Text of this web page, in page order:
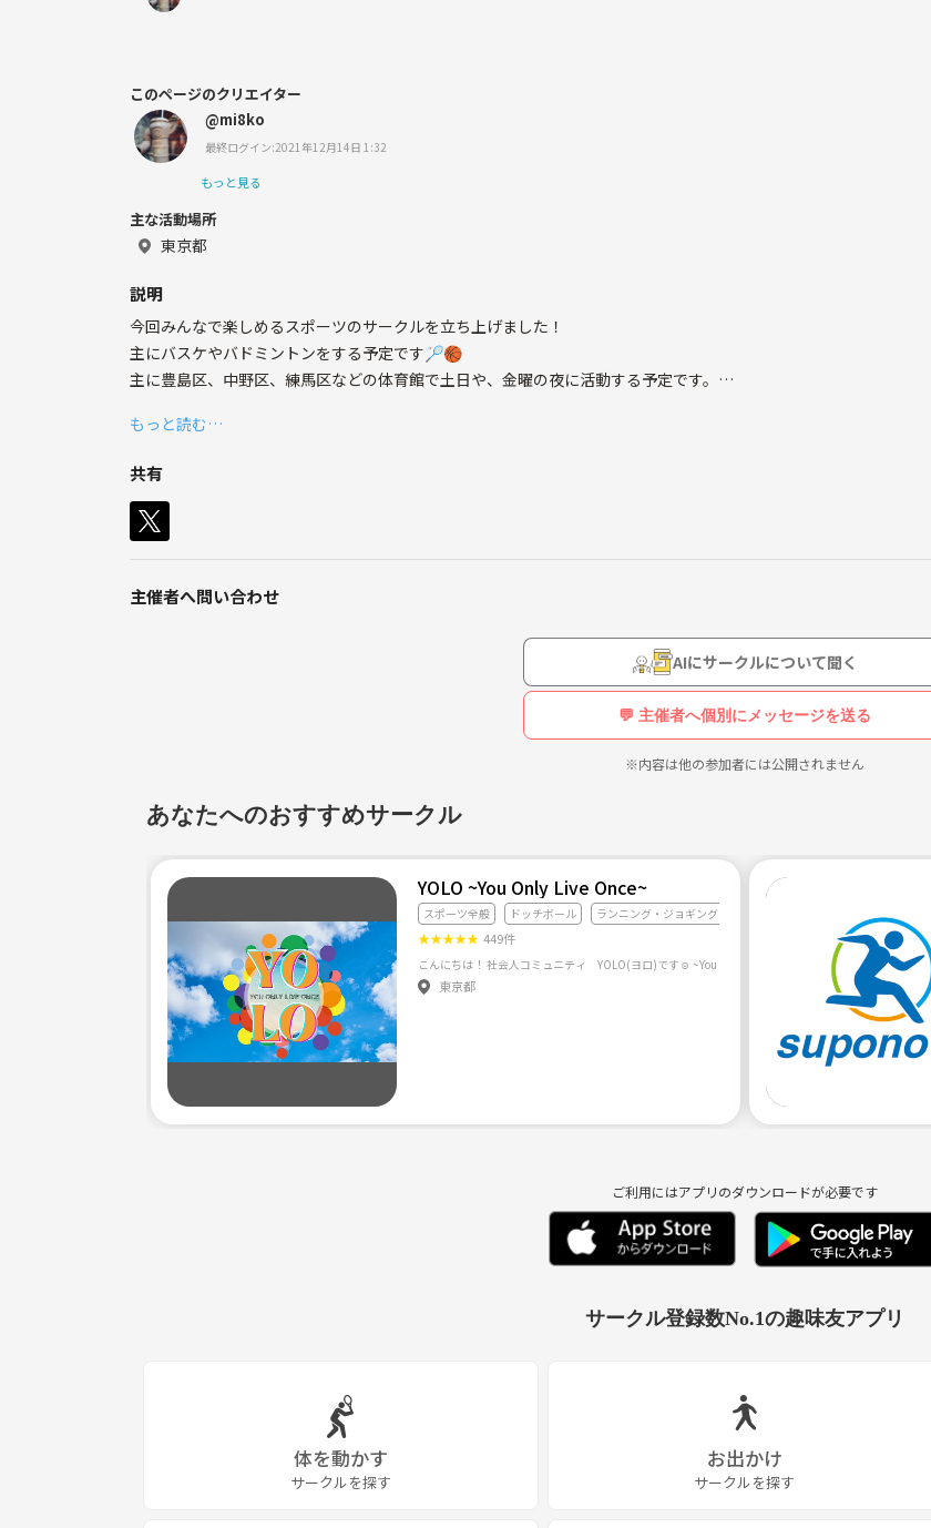
このページのクリエイター
@mi8ko
最終ログイン:2021年12月14日 1:32
もっと見る
主な活動場所
東京都
説明
今回みんなで楽しめるスポーツのサークルを立ち上げました！
主にバスケやバドミントンをする予定です🏸🏀
主に豊島区、中野区、練馬区などの体育館で土日や、金曜の夜に活動する予定です。
運動不足解消や、友人作り、ストレス解消など、みんなでワイワイしながら楽しむことを目的としています😊
参加者紹介：
日本人、アメリカ人、中国人、インド人など。社会人も学生も、男性も女性も！
レベル：初級クラス〜中級クラス
初心者〜中級者向けです。何人か経験者もいますが、運動不足解消、楽しむことが目的のメンバーがほとんどです^ ^
インスタ
@teamt_ts_s
《URL削除》
もっと読む…
共有
主催者へ問い合わせ
AIにサークルについて聞く
💬 主催者へ個別にメッセージを送る
※内容は他の参加者には公開されません
あなたへのおすすめサークル
YOLO ~You Only Live Once~
スポーツ全般 ドッチボール ランニング・ジョギング
★★★★★ 449件
東京都
ご利用にはアプリのダウンロードが必要です
サークル登録数No.1の趣味友アプリ
体を動かす
サークルを探す
お出かけ
サークルを探す